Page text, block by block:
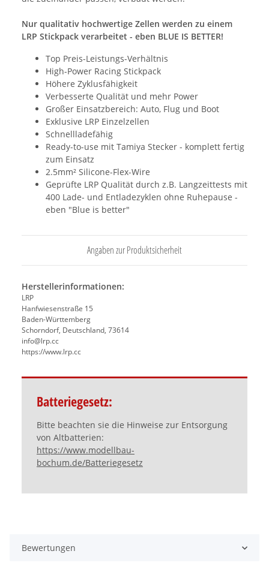
Nur qualitativ hochwertige Zellen werden zu einem
LRP Stickpack verarbeitet - eben BLUE IS BETTER!
Top Preis-Leistungs-Verhältnis
High-Power Racing Stickpack
Höhere Zyklusfähigkeit
Verbesserte Qualität und mehr Power
Großer Einsatzbereich: Auto, Flug und Boot
Exklusive LRP Einzelzellen
Schnellladefähig
Ready-to-use mit Tamiya Stecker - komplett fertig
zum Einsatz
2.5mm² Silicone-Flex-Wire
Geprüfte LRP Qualität durch z.B. Langzeittests mit
400 Lade- und Entladezyklen ohne Ruhepause -
eben "Blue is better"
Angaben zur Produktsicherheit
Herstellerinformationen:
LRP
Hanfwiesenstraße 15
Baden-Württemberg
Schorndorf, Deutschland, 73614
info@lrp.cc
https://www.lrp.cc
Batteriegesetz:
Bitte beachten sie die Hinweise zur Entsorgung
von Altbatterien:
https://www.modellbau-
bochum.de/Batteriegesetz
Bewertungen